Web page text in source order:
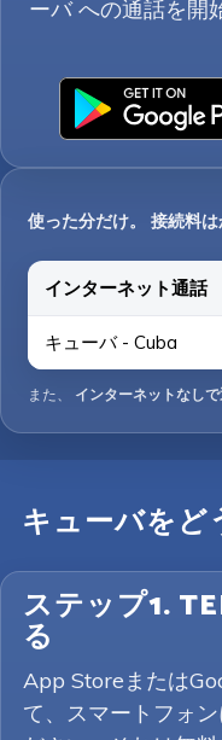
ーバ への通話を開
使った分だけ。 接続料は
インターネット通話
キューバ - Cuba
また、 インターネットなし
キューバをど
ステップ1.
る
App Storeまたは
て、スマートフォ